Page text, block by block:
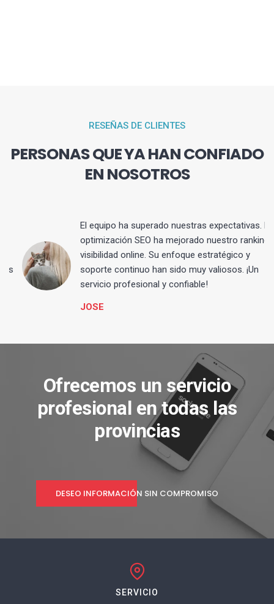
RESEÑAS DE CLIENTES
PERSONAS QUE YA HAN CONFIADO
EN NOSOTROS
El equipo ha superado nuestras expectativas. La
optimización SEO ha mejorado nuestro ranking y
visibilidad online. Su enfoque estratégico y
soporte continuo han sido muy valiosos. ¡Un
servicio profesional y confiable!
JOSE
Ofrecemos un servicio
profesional en todas las
provincias
DESEO INFORMACIÓN SIN COMPROMISO
SERVICIO